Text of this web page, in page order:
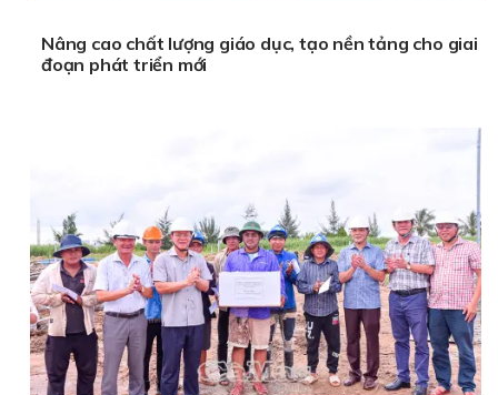
Nâng cao chất lượng giáo dục, tạo nền tảng cho giai
đoạn phát triển mới